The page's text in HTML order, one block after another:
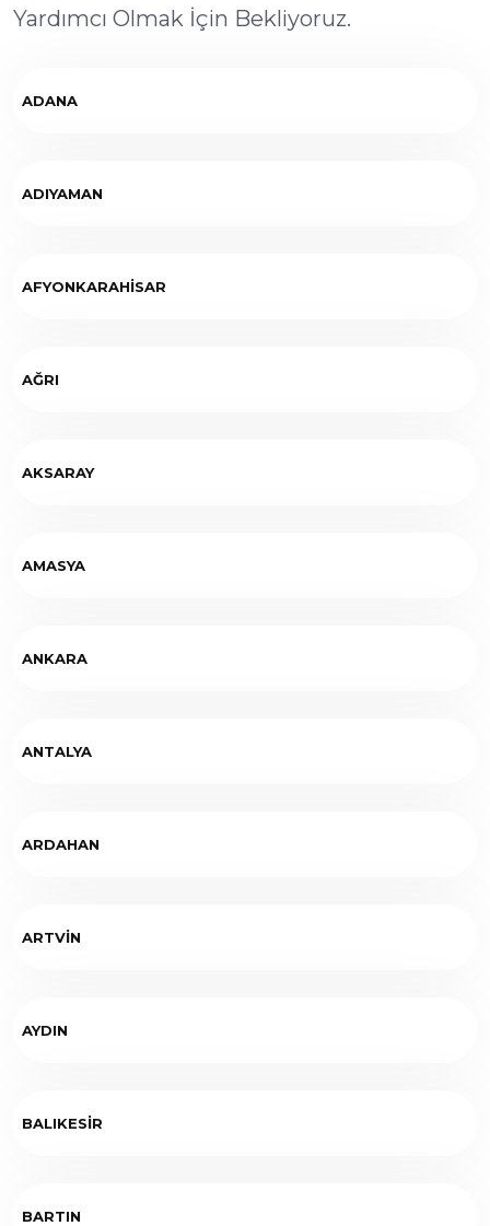
Yardımcı Olmak İçin Bekliyoruz.
ADANA
ADIYAMAN
AFYONKARAHİSAR
AĞRI
AKSARAY
AMASYA
ANKARA
ANTALYA
ARDAHAN
ARTVİN
AYDIN
BALIKESİR
BARTIN